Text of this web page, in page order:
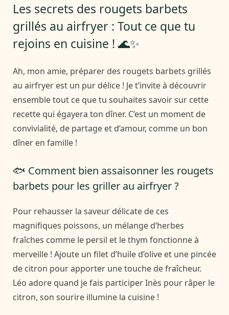
Les secrets des rougets barbets
grillés au airfryer : Tout ce que tu
rejoins en cuisine ! 🌊✨
Ah, mon amie, préparer des rougets barbets grillés
au airfryer est un pur délice ! Je t’invite à découvrir
ensemble tout ce que tu souhaites savoir sur cette
recette qui égayera ton dîner. C’est un moment de
convivialité, de partage et d’amour, comme un bon
dîner en famille !
🐟 Comment bien assaisonner les rougets
barbets pour les griller au airfryer ?
Pour rehausser la saveur délicate de ces
magnifiques poissons, un mélange d’herbes
fraîches comme le persil et le thym fonctionne à
merveille ! Ajoute un filet d’huile d’olive et une pincée
de citron pour apporter une touche de fraîcheur.
Léo adore quand je fais participer Inès pour râper le
citron, son sourire illumine la cuisine !